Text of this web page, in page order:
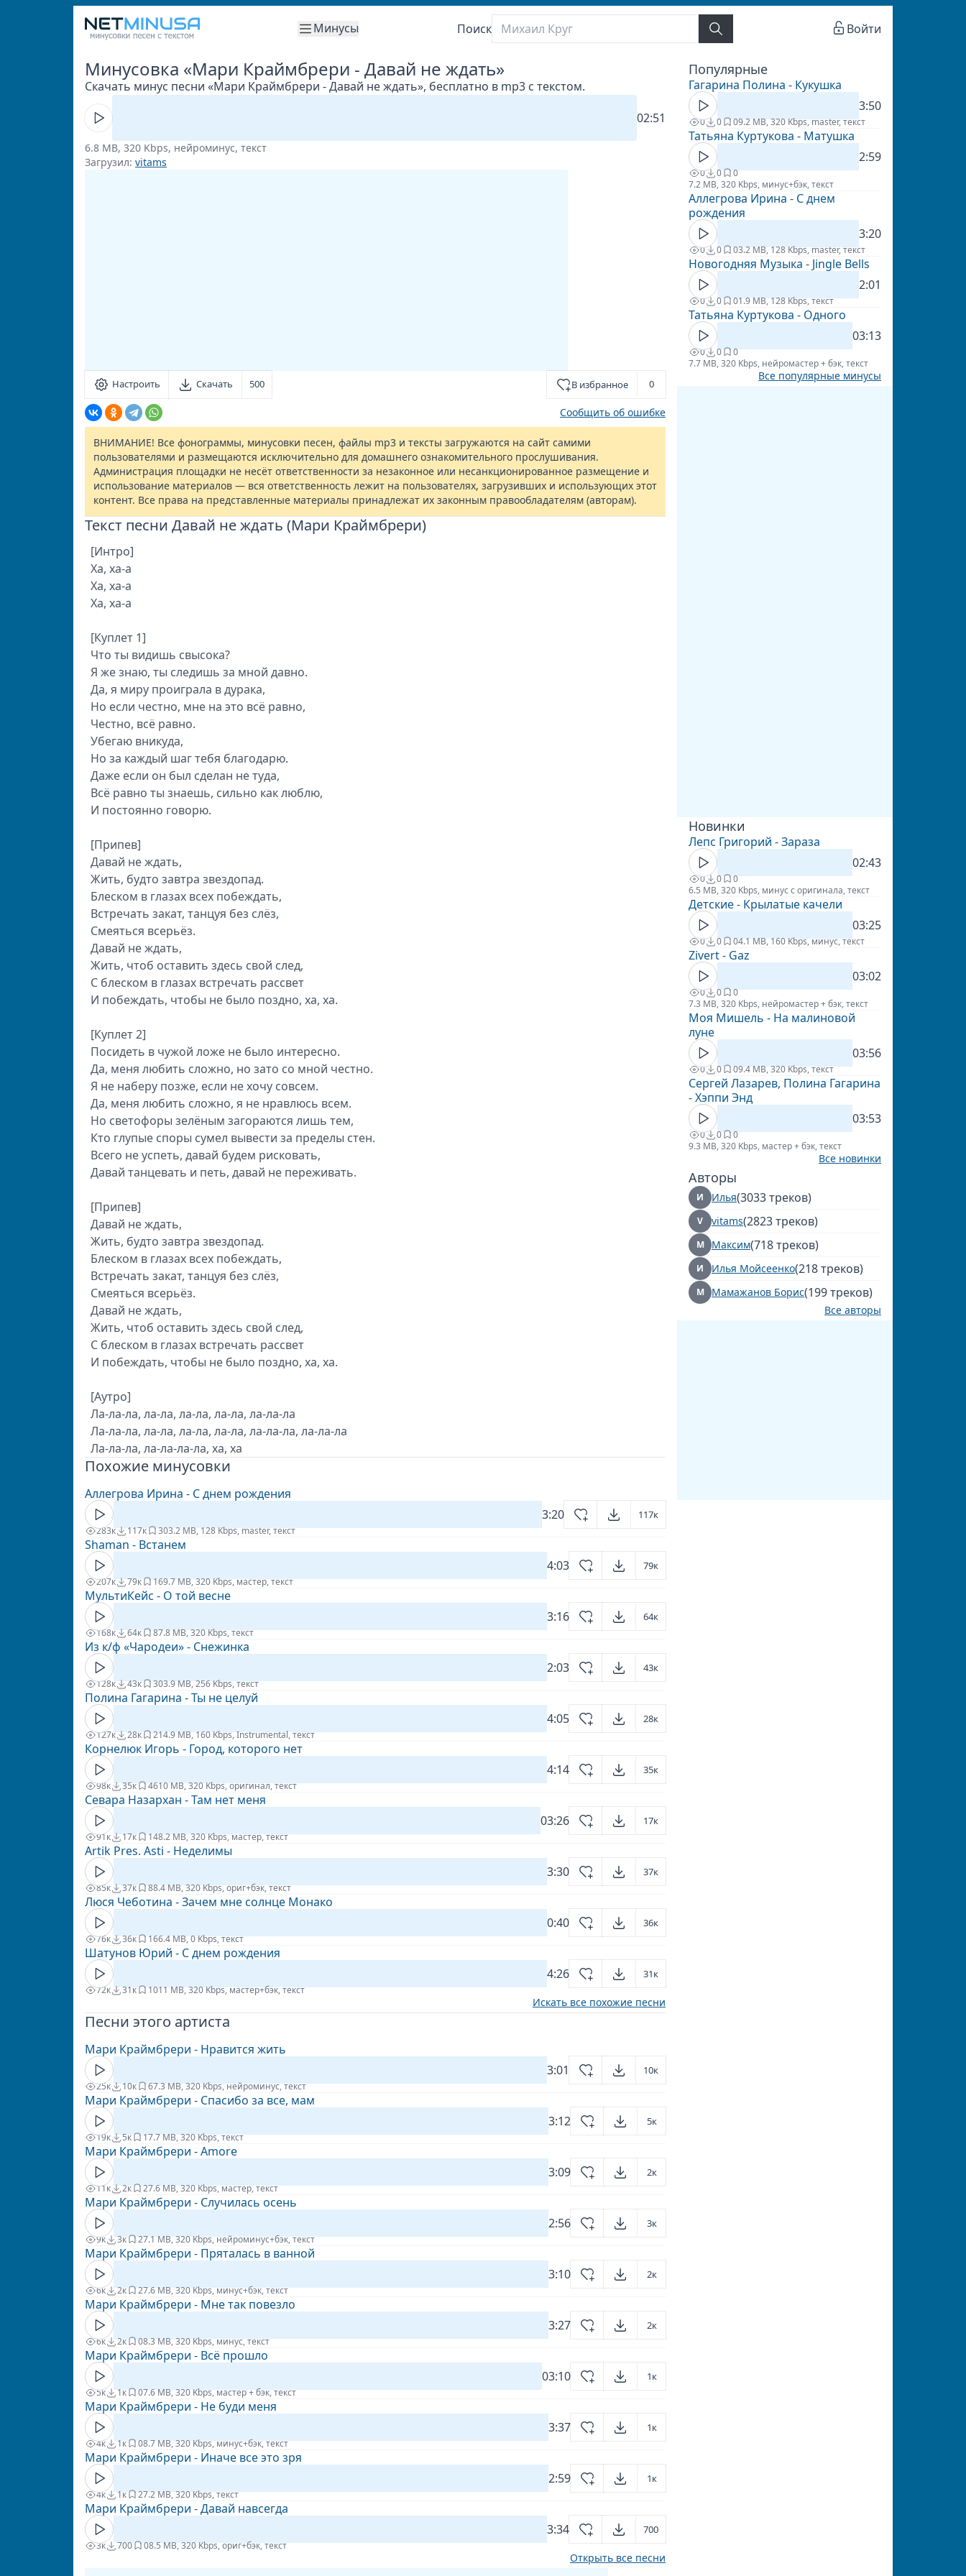
Минусы Поиск Войти
Минусовка «Мари Краймбрери - Давай не ждать»
Скачать минус песни «Мари Краймбрери - Давай не ждать», бесплатно в mp3 с текстом.
02:51
6.8 MB, 320 Kbps, нейроминус, текст
Загрузил: vitams
Настроить Скачать 500 В избранное 0
Сообщить об ошибке
ВНИМАНИЕ! Все фонограммы, минусовки песен, файлы mp3 и тексты загружаются на сайт самими
пользователями и размещаются исключительно для домашнего ознакомительного прослушивания.
Администрация площадки не несёт ответственности за незаконное или несанкционированное размещение и
использование материалов — вся ответственность лежит на пользователях, загрузивших и использующих этот
контент. Все права на представленные материалы принадлежат их законным правообладателям (авторам).
Текст песни Давай не ждать (Мари Краймбрери)
[Интро]
Ха, ха-а
Ха, ха-а
Ха, ха-а
[Куплет 1]
Что ты видишь свысока?
Я же знаю, ты следишь за мной давно.
Да, я миру проиграла в дурака,
Но если честно, мне на это всё равно,
Честно, всё равно.
Убегаю вникуда,
Но за каждый шаг тебя благодарю.
Даже если он был сделан не туда,
Всё равно ты знаешь, сильно как люблю,
И постоянно говорю.
[Припев]
Давай не ждать,
Жить, будто завтра звездопад.
Блеском в глазах всех побеждать,
Встречать закат, танцуя без слёз,
Смеяться всерьёз.
Давай не ждать,
Жить, чтоб оставить здесь свой след,
С блеском в глазах встречать рассвет
И побеждать, чтобы не было поздно, ха, ха.
[Куплет 2]
Посидеть в чужой ложе не было интересно.
Да, меня любить сложно, но зато со мной честно.
Я не наберу позже, если не хочу совсем.
Да, меня любить сложно, я не нравлюсь всем.
Но светофоры зелёным загораются лишь тем,
Кто глупые споры сумел вывести за пределы стен.
Всего не успеть, давай будем рисковать,
Давай танцевать и петь, давай не переживать.
[Припев]
Давай не ждать,
Жить, будто завтра звездопад.
Блеском в глазах всех побеждать,
Встречать закат, танцуя без слёз,
Смеяться всерьёз.
Давай не ждать,
Жить, чтоб оставить здесь свой след,
С блеском в глазах встречать рассвет
И побеждать, чтобы не было поздно, ха, ха.
[Аутро]
Ла-ла-ла, ла-ла, ла-ла, ла-ла, ла-ла-ла
Ла-ла-ла, ла-ла, ла-ла, ла-ла, ла-ла-ла, ла-ла-ла
Ла-ла-ла, ла-ла-ла-ла, ха, ха
Похожие минусовки
Аллегрова Ирина - С днем рождения
3:20
117к
283к 117к 303.2 MB, 128 Kbps, master, текст
Shaman - Встанем
4:03
79к
207к 79к 169.7 MB, 320 Kbps, мастер, текст
МультиКейс - О той весне
3:16
64к
168к 64к 87.8 MB, 320 Kbps, текст
Из к/ф «Чародеи» - Снежинка
2:03
43к
128к 43к 303.9 MB, 256 Kbps, текст
Полина Гагарина - Ты не целуй
4:05
28к
127к 28к 214.9 MB, 160 Kbps, Instrumental, текст
Корнелюк Игорь - Город, которого нет
4:14
35к
98к 35к 4610 MB, 320 Kbps, оригинал, текст
Севара Назархан - Там нет меня
03:26
17к
91к 17к 148.2 MB, 320 Kbps, мастер, текст
Artik Pres. Asti - Неделимы
3:30
37к
85к 37к 88.4 MB, 320 Kbps, ориг+бэк, текст
Люся Чеботина - Зачем мне солнце Монако
0:40
36к
76к 36к 166.4 MB, 0 Kbps, текст
Шатунов Юрий - С днем рождения
4:26
31к
72к 31к 1011 MB, 320 Kbps, мастер+бэк, текст
Искать все похожие песни
Песни этого артиста
Мари Краймбрери - Нравится жить
3:01
10к
25к 10к 67.3 MB, 320 Kbps, нейроминус, текст
Мари Краймбрери - Спасибо за все, мам
3:12
5к
19к 5к 17.7 MB, 320 Kbps, текст
Мари Краймбрери - Amore
3:09
2к
11к 2к 27.6 MB, 320 Kbps, мастер, текст
Мари Краймбрери - Случилась осень
2:56
3к
9к 3к 27.1 MB, 320 Kbps, нейроминус+бэк, текст
Мари Краймбрери - Пряталась в ванной
3:10
2к
6к 2к 27.6 MB, 320 Kbps, минус+бэк, текст
Мари Краймбрери - Мне так повезло
3:27
2к
6к 2к 08.3 MB, 320 Kbps, минус, текст
Мари Краймбрери - Всё прошло
03:10
1к
5к 1к 07.6 MB, 320 Kbps, мастер + бэк, текст
Мари Краймбрери - Не буди меня
3:37
1к
4к 1к 08.7 MB, 320 Kbps, минус+бэк, текст
Мари Краймбрери - Иначе все это зря
2:59
1к
4к 1к 27.2 MB, 320 Kbps, текст
Мари Краймбрери - Давай навсегда
3:34
700
3к 700 08.5 MB, 320 Kbps, ориг+бэк, текст
Открыть все песни
Популярные
Гагарина Полина - Кукушка
3:50
0 0 09.2 MB, 320 Kbps, master, текст
Татьяна Куртукова - Матушка
2:59
0 0
0
7.2 MB, 320 Kbps, минус+бэк, текст
Аллегрова Ирина - С днем
рождения
3:20
0 0 03.2 MB, 128 Kbps, master, текст
Новогодняя Музыка - Jingle Bells
2:01
0 0 01.9 MB, 128 Kbps, текст
Татьяна Куртукова - Одного
03:13
0 0
0
7.7 MB, 320 Kbps, нейромастер + бэк, текст
Все популярные минусы
Новинки
Лепс Григорий - Зараза
02:43
0 0
0
6.5 MB, 320 Kbps, минус с оригинала, текст
Детские - Крылатые качели
03:25
0 0 04.1 MB, 160 Kbps, минус, текст
Zivert - Gaz
03:02
0 0
0
7.3 MB, 320 Kbps, нейромастер + бэк, текст
Моя Мишель - На малиновой
луне
03:56
0 0 09.4 MB, 320 Kbps, текст
Сергей Лазарев, Полина Гагарина
- Хэппи Энд
03:53
0 0
0
9.3 MB, 320 Kbps, мастер + бэк, текст
Все новинки
Авторы
И Илья(3033 треков)
V vitams(2823 треков)
М Максим(718 треков)
И Илья Мойсеенко(218 треков)
М Мамажанов Борис(199 треков)
Все авторы